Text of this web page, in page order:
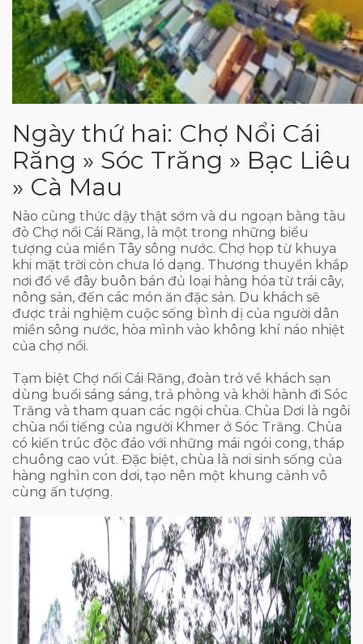
Ngày thứ hai: Chợ Nổi Cái
Răng » Sóc Trăng » Bạc Liêu
» Cà Mau
Nào cùng thức dậy thật sớm và du ngoạn bằng tàu
đò Chợ nổi Cái Răng, là một trong những biểu
tượng của miền Tây sông nước. Chợ họp từ khuya
khi mặt trời còn chưa ló dạng. Thương thuyền khắp
nơi đổ về đây buôn bán đủ loại hàng hóa từ trái cây,
nông sản, đến các món ăn đặc sản. Du khách sẽ
được trải nghiệm cuộc sống bình dị của người dân
miền sông nước, hòa mình vào không khí náo nhiệt
của chợ nổi.
Tạm biệt Chợ nổi Cái Răng, đoàn trở về khách sạn
dùng buổi sáng sáng, trả phòng và khởi hành đi Sóc
Trăng và tham quan các ngội chùa. Chùa Dơi là ngôi
chùa nổi tiếng của người Khmer ở Sóc Trăng. Chùa
có kiến trúc độc đáo với những mái ngói cong, tháp
chuông cao vút. Đặc biệt, chùa là nơi sinh sống của
hàng nghìn con dơi, tạo nên một khung cảnh vô
cùng ấn tượng.